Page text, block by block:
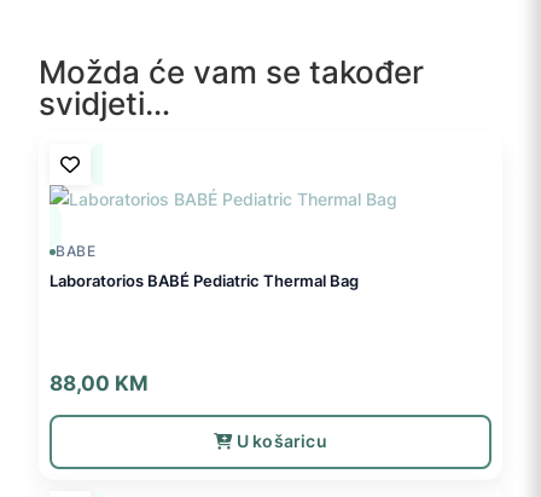
Možda će vam se također
svidjeti…
BABE
Laboratorios BABÉ Pediatric Thermal Bag
88,00 KM
U košaricu